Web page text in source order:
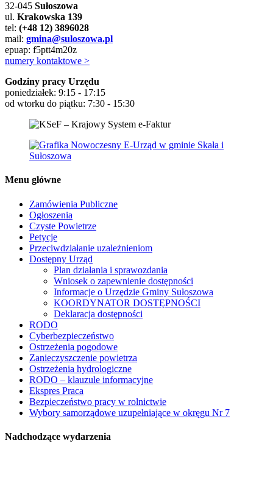
32-045 Sułoszowa
ul. Krakowska 139
tel: (+48 12) 3896028
mail: gmina@suloszowa.pl
epuap: f5ptt4m20z
numery kontaktowe >
Godziny pracy Urzędu
poniedziałek: 9:15 - 17:15
od wtorku do piątku: 7:30 - 15:30
Menu główne
Zamówienia Publiczne
Ogłoszenia
Czyste Powietrze
Petycje
Przeciwdziałanie uzależnieniom
Dostępny Urząd
Plan działania i sprawozdania
Wniosek o zapewnienie dostępności
Informacje o Urzędzie Gminy Sułoszowa
KOORDYNATOR DOSTĘPNOŚCI
Deklaracja dostępności
RODO
Cyberbezpieczeństwo
Ostrzeżenia pogodowe
Zanieczyszczenie powietrza
Ostrzeżenia hydrologiczne
RODO – klauzule informacyjne
Ekspres Praca
Bezpieczeństwo pracy w rolnictwie
Wybory samorządowe uzupełniające w okręgu Nr 7
Nadchodzące wydarzenia